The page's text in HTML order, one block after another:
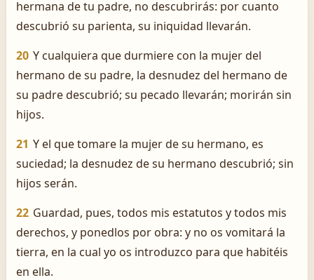
hermana de tu padre, no descubrirás: por cuanto
descubrió su parienta, su iniquidad llevarán.
20 Y cualquiera que durmiere con la mujer del
hermano de su padre, la desnudez del hermano de
su padre descubrió; su pecado llevarán; morirán sin
hijos.
21 Y el que tomare la mujer de su hermano, es
suciedad; la desnudez de su hermano descubrió; sin
hijos serán.
22 Guardad, pues, todos mis estatutos y todos mis
derechos, y ponedlos por obra: y no os vomitará la
tierra, en la cual yo os introduzco para que habitéis
en ella.